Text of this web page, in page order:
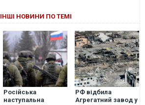
ІНШІ НОВИНИ ПО ТЕМІ
Російська
наступальна
РФ відбила
Агрегатний завод у